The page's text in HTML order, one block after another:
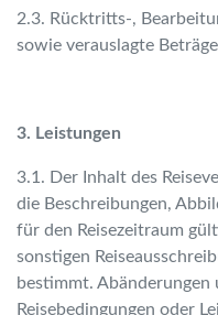
2.3. Rücktritts-,
sowie verauslagte
3. Leistungen
3.1. Der Inhalt des
die Beschreibungen,
für den Reisezeitraum
sonstigen
bestimmt. Abänderungen
Reisebedingungen oder